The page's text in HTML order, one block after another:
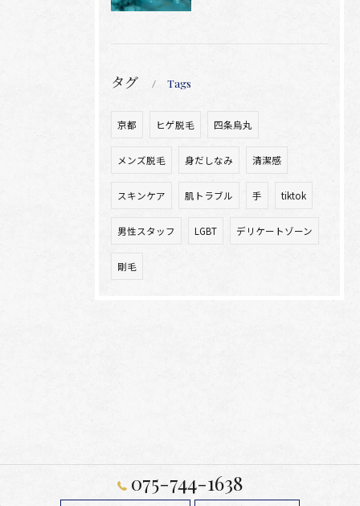
タグ Tags
京都 ヒゲ脱毛 四条烏丸
メンズ脱毛 身だしなみ 清潔感
スキンケア 肌トラブル 手 tiktok
男性スタッフ LGBT デリケートゾーン
剛毛
075-744-1638